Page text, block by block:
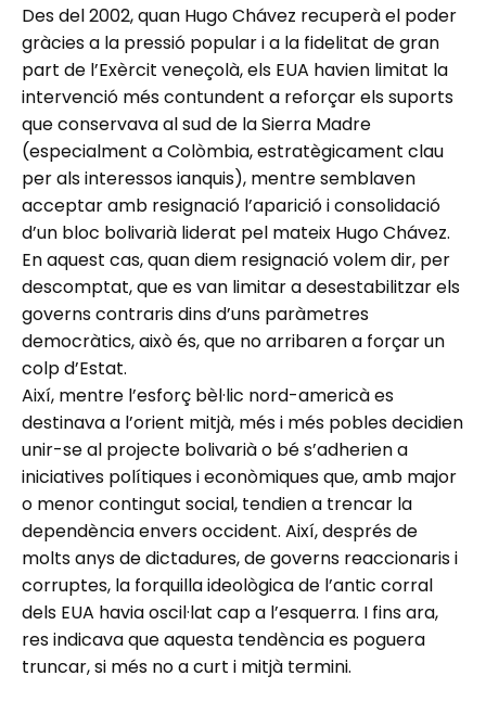
Des del 2002, quan Hugo Chávez recuperà el poder
gràcies a la pressió popular i a la fidelitat de gran
part de l’Exèrcit veneçolà, els EUA havien limitat la
intervenció més contundent a reforçar els suports
que conservava al sud de la Sierra Madre
(especialment a Colòmbia, estratègicament clau
per als interessos ianquis), mentre semblaven
acceptar amb resignació l’aparició i consolidació
d’un bloc bolivarià liderat pel mateix Hugo Chávez.
En aquest cas, quan diem resignació volem dir, per
descomptat, que es van limitar a desestabilitzar els
governs contraris dins d’uns paràmetres
democràtics, això és, que no arribaren a forçar un
colp d’Estat.
Així, mentre l’esforç bèl·lic nord-americà es
destinava a l’orient mitjà, més i més pobles decidien
unir-se al projecte bolivarià o bé s’adherien a
iniciatives polítiques i econòmiques que, amb major
o menor contingut social, tendien a trencar la
dependència envers occident. Així, després de
molts anys de dictadures, de governs reaccionaris i
corruptes, la forquilla ideològica de l’antic corral
dels EUA havia oscil·lat cap a l’esquerra. I fins ara,
res indicava que aquesta tendència es poguera
truncar, si més no a curt i mitjà termini.